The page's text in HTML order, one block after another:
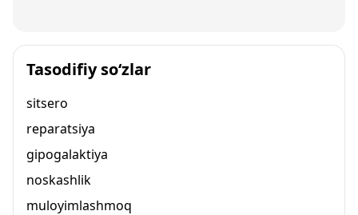
Tasodifiy so‘zlar
sitsero
reparatsiya
gipogalaktiya
noskashlik
muloyimlashmoq